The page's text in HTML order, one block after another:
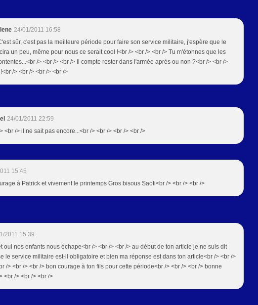
24/01/2011 16:58
sûr, c'est pas la meilleure période pour faire son service militaire, j'espère que le
un peu, même pour nous ce serait cool !<br /> <br /> <br /> Tu m'étonnes que les
/> <br /> <br /> Il compte rester dans l'armée après ou non ?<br /> <br />
/> <br /> <br /> <br />
24/01/2011 22:59
<br /> il ne sait pas encore...<br /> <br /> <br /> <br />
15:45
à Patrick et vivement le printemps Gros bisous Saoti<br /> <br /> <br />
2011 15:39
oui nos enfants nous échape<br /> <br /> <br /> au début de ton article je ne suis dit
le service militaire est-il obligatoire et bien ma réponse est dans ton article<br /> <br />
/> <br /> <br /> bon courage à ton fils pour cette période<br /> <br /> <br /> bonne
<br /> <br /> <br />